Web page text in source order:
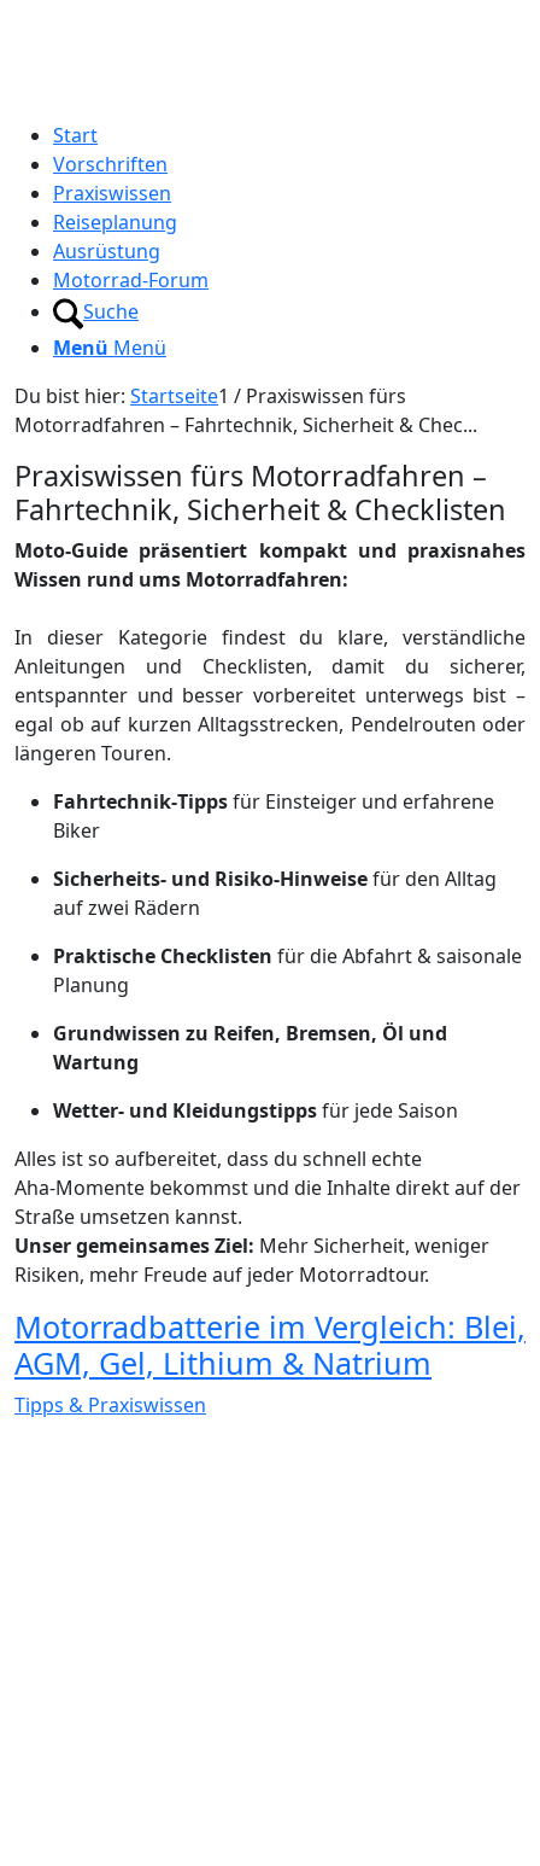
Start
Vorschriften
Praxiswissen
Reiseplanung
Ausrüstung
Motorrad-Forum
Suche
Menü Menü
Du bist hier: Startseite1 / Praxiswissen fürs
Motorradfahren – Fahrtechnik, Sicherheit & Chec...
Praxiswissen fürs Motorradfahren –
Fahrtechnik, Sicherheit & Checklisten
Moto‑Guide präsentiert kompakt und praxisnahes
Wissen rund ums Motorradfahren:
In dieser Kategorie findest du klare, verständliche
Anleitungen und Checklisten, damit du sicherer,
entspannter und besser vorbereitet unterwegs bist –
egal ob auf kurzen Alltagsstrecken, Pendelrouten oder
längeren Touren.
Fahrtechnik‑Tippsfür Einsteiger und erfahrene
Biker
Sicherheits‑ und Risiko‑Hinweisefür den Alltag
auf zwei Rädern
Praktische Checklisten für die Abfahrt & saisonale
Planung
Grundwissen zu Reifen, Bremsen, Öl und
Wartung
Wetter‑ und Kleidungstippsfür jede Saison
Alles ist so aufbereitet, dass du schnell echte
Aha‑Momente bekommst und die Inhalte direkt auf der
Straße umsetzen kannst.
Unser gemeinsames Ziel: Mehr Sicherheit, weniger
Risiken, mehr Freude auf jeder Motorradtour.
Motorradbatterie im Vergleich: Blei,
AGM, Gel, Lithium & Natrium
Tipps & Praxiswissen